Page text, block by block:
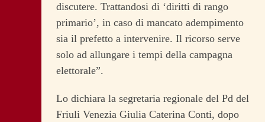
discutere. Trattandosi di ‘diritti di rango
primario’, in caso di mancato adempimento
sia il prefetto a intervenire. Il ricorso serve
solo ad allungare i tempi della campagna
elettorale”.
Lo dichiara la segretaria regionale del Pd del
Friuli Venezia Giulia Caterina Conti, dopo